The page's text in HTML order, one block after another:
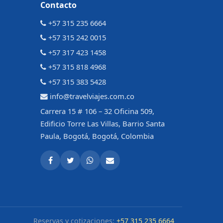
Contacto
+57 315 235 6664
+57 315 242 0015
+57 317 423 1458
+57 315 818 4968
+57 315 383 5428
info@travelviajes.com.co
Carrera 15 # 106 – 32 Oficina 509,
Edificio Torre Las Villas, Barrio Santa
Paula, Bogotá, Bogotá, Colombia
Reservas y cotizaciones: +57 315 235 6664